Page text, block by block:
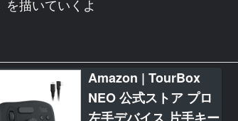
描いていくよ
Amazon | TourBox
NEO 公式ストア プロ
左手デバイス 片手キー